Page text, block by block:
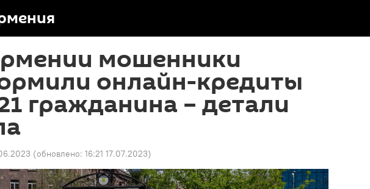
мошенники
онлайн-кредиты
гражданина – детали
(обновлено: 16:21 17.07.2023)